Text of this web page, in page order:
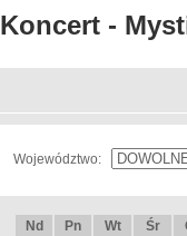
Koncert -
Województwo:
Nd Pn Wt Śr